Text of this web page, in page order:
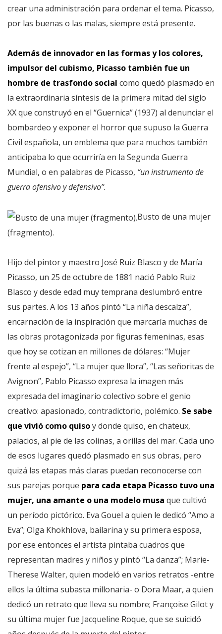
crear una administración para ordenar el tema. Picasso,
por las buenas o las malas, siempre está presente.
Además de innovador en las formas y los colores,
impulsor del cubismo, Picasso también fue un
hombre de trasfondo social como quedó plasmado en
la extraordinaria síntesis de la primera mitad del siglo
XX que construyó en el “Guernica” (1937) al denunciar el
bombardeo y exponer el horror que supuso la Guerra
Civil española, un emblema que para muchos también
anticipaba lo que ocurriría en la Segunda Guerra
Mundial, o en palabras de Picasso, “un instrumento de
guerra ofensivo y defensivo”.
Busto de una mujer
(fragmento).
Hijo del pintor y maestro José Ruiz Blasco y de María
Picasso, un 25 de octubre de 1881 nació Pablo Ruiz
Blasco y desde edad muy temprana deslumbró entre
sus partes. A los 13 años pintó “La niña descalza”,
encarnación de la inspiración que marcaría muchas de
las obras protagonizada por figuras femeninas, esas
que hoy se cotizan en millones de dólares: “Mujer
frente al espejo”, “La mujer que llora”, “Las señoritas de
Avignon”, Pablo Picasso expresa la imagen más
expresada del imaginario colectivo sobre el genio
creativo: apasionado, contradictorio, polémico. Se sabe
que vivió como quisoy donde quiso, en chateux,
palacios, al pie de las colinas, a orillas del mar. Cada uno
de esos lugares quedó plasmado en sus obras, pero
quizá las etapas más claras puedan reconocerse con
sus parejas porque para cada etapa Picasso tuvo una
mujer, una amante o una modelo musa que cultivó
un período pictórico. Eva Gouel a quien le dedicó “Amo a
Eva”; Olga Khokhlova, bailarina y su primera esposa,
por ese entonces el artista pintaba cuadros que
representan madres y niños y pintó “La danza”; Marie-
Therese Walter, quien modeló en varios retratos -entre
ellos la última subasta millonaria- o Dora Maar, a quien
dedicó un retrato que lleva su nombre; Françoise Gilot y
su última mujer fue Jacqueline Roque, que se suicidó